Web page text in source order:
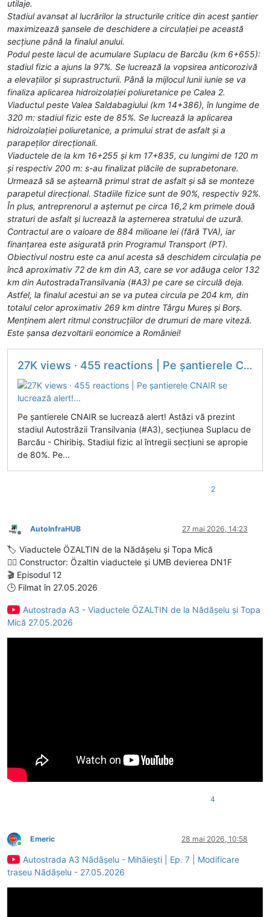
utilaje.
Stadiul avansat al lucrărilor la structurile critice din acest șantier
maximizează șansele de deschidere a circulației pe această
secțiune până la finalul anului.
Podul peste lacul de acumulare Suplacu de Barcău (km 6+655):
stadiul fizic a ajuns la 97%. Se lucrează la vopsirea anticorozivă
a elevațiilor și suprastructurii. Până la mijlocul lunii iunie se va
finaliza aplicarea hidroizolației poliuretanice pe Calea 2.
Viaductul peste Valea Saldabagiului (km 14+386), în lungime de
320 m: stadiul fizic este de 85%. Se lucrează la aplicarea
hidroizolației poliuretanice, a primului strat de asfalt și a
parapeților direcționali.
Viaductele de la km 16+255 și km 17+835, cu lungimi de 120 m
și respectiv 200 m: s-au finalizat plăcile de suprabetonare.
Urmează să se aștearnă primul strat de asfalt și să se monteze
parapetul direcțional. Stadiile fizice sunt de 90%, respectiv 92%.
În plus, antreprenorul a așternut pe circa 16,2 km primele două
straturi de asfalt și lucrează la așternerea stratului de uzură.
Contractul are o valoare de 884 milioane lei (fără TVA), iar
finanțarea este asigurată prin Programul Transport (PT).
Obiectivul nostru este ca anul acesta să deschidem circulația pe
încă aproximativ 72 de km din A3, care se vor adăuga celor 132
km din AutostradaTransilvania (#A3) pe care se circulă deja.
Astfel, la finalul acestui an se va putea circula pe 204 km, din
totalul celor aproximativ 269 km dintre Târgu Mureș și Borș.
Menținem alert ritmul construcțiilor de drumuri de mare viteză.
Este șansa dezvoltarii eonomice a României!
27K views · 455 reactions | Pe șantierele CNAIR se lucrează alert!...
Pe șantierele CNAIR se lucrează alert! Astăzi vă prezint
stadiul Autostrăzii Transilvania (#A3), secțiunea Suplacu de
Barcău - Chiribiș. Stadiul fizic al întregii secțiuni se apropie
de 80%. Pe...
2
Deconectat
AutoInfraHUB 27 mai 2026, 14:23
🏷️ Viaductele ÖZALTIN de la Nădășelu și Topa Mică
👷‍♂️ Constructor: Özaltin viaductele și UMB devierea DN1F
🎬 Episodul 12
🕒 Filmat în 27.05.2026
Autostrada A3 - Viaductele ÖZALTIN de la Nădășelu și Topa
Mică 27.05.2026
4
Conectat
Emeric 28 mai 2026, 10:58
Autostrada A3 Nãdãșelu - Mihãiești | Ep. 7 | Modificare
traseu Nãdãșelu - 27.05.2026